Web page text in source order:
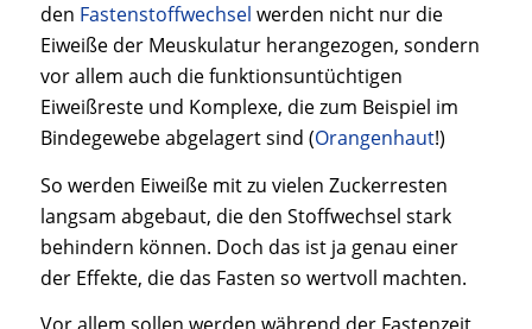
den Fastenstoffwechsel werden nicht nur die
Eiweiße der Meuskulatur herangezogen, sondern
vor allem auch die funktionsuntüchtigen
Eiweißreste und Komplexe, die zum Beispiel im
Bindegewebe abgelagert sind (Orangenhaut!)
So werden Eiweiße mit zu vielen Zuckerresten
langsam abgebaut, die den Stoffwechsel stark
behindern können. Doch das ist ja genau einer
der Effekte, die das Fasten so wertvoll machten.